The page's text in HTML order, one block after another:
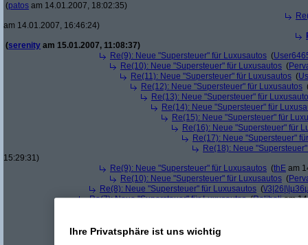
(patos am 14.01.2007, 18:02:35)
am 14.01.2007, 16:46:24)
(serenity am 15.01.2007, 11:08:37)
Re(9): Neue "Supersteuer" für Luxusautos (
Re(10): Neue "Supersteuer" für Luxusautos (
Re(11): Neue "Supersteuer" für Luxusautos (
Re(12): Neue "Supersteuer" für Luxusautos
Re(13): Neue "Supersteuer" für
Re(14): Neue "Supersteuer" für
Re(15): Neue "Supersteuer" für
Re(16): Neue "Supersteuer" für
Re(17): Neue "Supersteuer"
Re(18): Neue
15:29:31)
Re(9): Neue "Supersteuer" für Luxusautos (thE am
Re(10): Neue "Supersteuer" für Luxusautos (
Re(8): Neue "Supersteuer" für Luxusautos (\/
Re(7): Neue "Supersteuer" für Luxusautos(Roliboliam
Re(6): Neue "Supersteuer" für Luxusautos
Ihre Privatsphäre ist uns wichtig